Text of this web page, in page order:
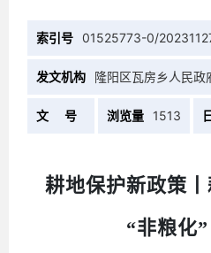
索引号 01525773-0/
发文机构 隆阳区瓦房乡人民政
文 号 浏览量 1513
耕地保护新政策
“非粮化”